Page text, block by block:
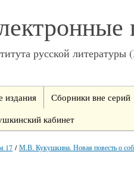
русской
издания
Сборники вне серий
кабинет
17 /М.В. Кукушкина. Новая повесть о